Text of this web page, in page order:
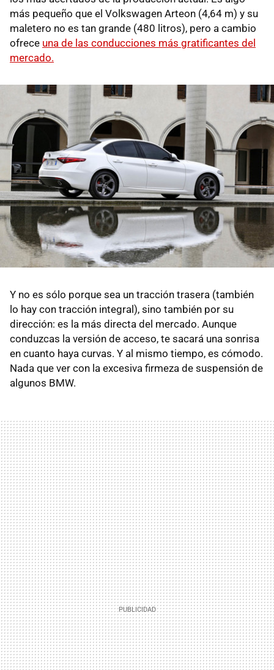
más pequeño que el Volkswagen Arteon (4,64 m) y su
maletero no es tan grande (480 litros), pero a cambio
ofrece una de las conducciones más gratificantes del
mercado.
Y no es sólo porque sea un tracción trasera (también
lo hay con tracción integral), sino también por su
dirección: es la más directa del mercado. Aunque
conduzcas la versión de acceso, te sacará una sonrisa
en cuanto haya curvas. Y al mismo tiempo, es cómodo.
Nada que ver con la excesiva firmeza de suspensión de
algunos BMW.